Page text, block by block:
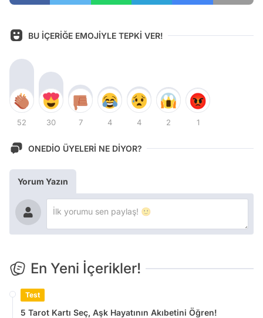
BU İÇERİĞE EMOJİYLE TEPKİ VER!
52 30 7 4 4 2 1
ONEDİO ÜYELERİ NE DİYOR?
Yorum Yazın
En Yeni İçerikler!
Test
5 Tarot Kartı Seç, Aşk Hayatının Akıbetini Öğren!